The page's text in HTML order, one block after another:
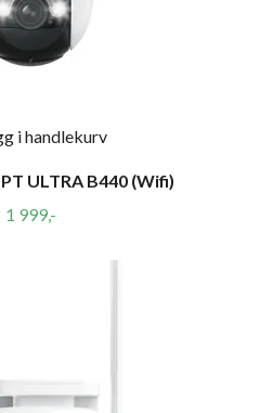
i handlekurv
ULTRA B440 (Wifi)
1 999,-